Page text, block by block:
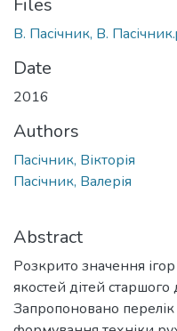
Files
В. Пасічник, В.
Date
2016
Authors
Пасічник, Вікторія
Пасічник, Валерія
Abstract
Розкрито значення
якостей дітей старшого
Запропоновано